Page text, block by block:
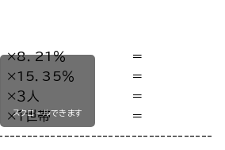
×8．21％
＝
×15．35％
＝
×３人
＝
×１世帯
＝
スクロールできます